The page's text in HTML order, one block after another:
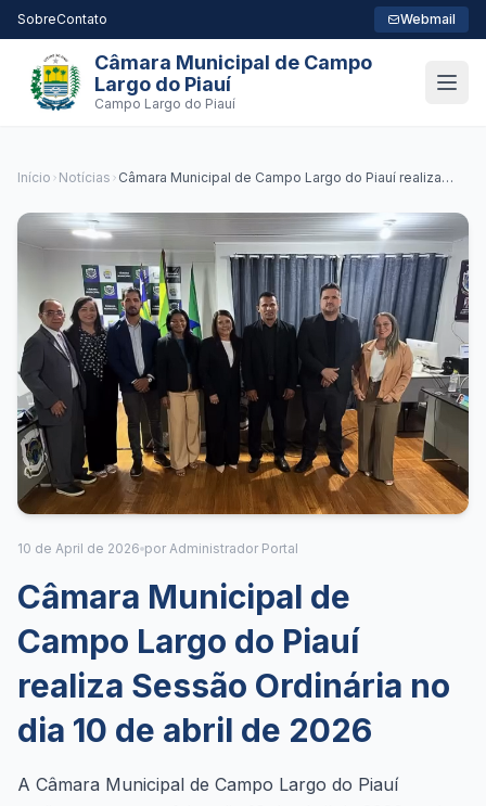
SobreContato Webmail
Câmara Municipal de Campo
Largo do Piauí
Campo Largo do Piauí
Início Notícias Câmara Municipal de Campo Largo do Piauí realiza
10 de April de 2026 por Administrador Portal
Câmara Municipal de
Campo Largo do Piauí
realiza Sessão Ordinária no
dia 10 de abril de 2026
A Câmara Municipal de Campo Largo do Piauí